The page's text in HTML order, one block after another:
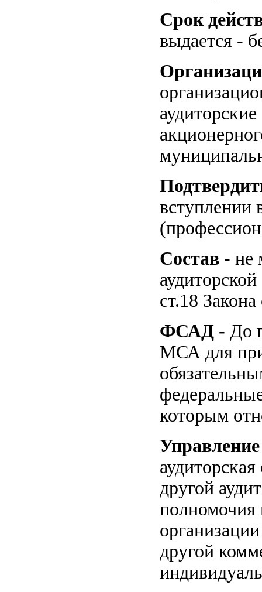
Срок
выдается -
вступлении
Состав - не
ст.18
ФСАД - До
МСА для
которым
другой
полномочия
другой